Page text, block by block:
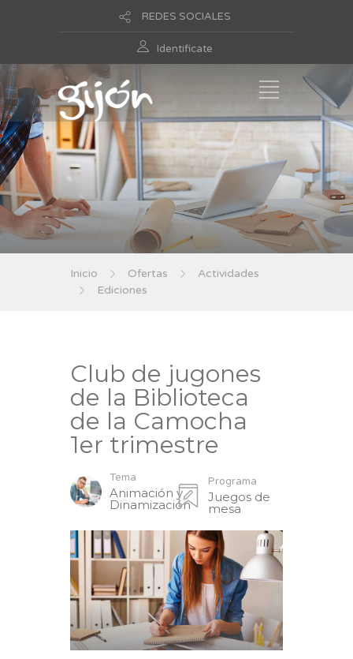
REDES SOCIALES
Identificate
Inicio Ofertas
Actividades
Ediciones
Club de jugones
de la Biblioteca
de la Camocha
1er trimestre
Tema
Animación y
Dinamización
Programa
Juegos de
mesa